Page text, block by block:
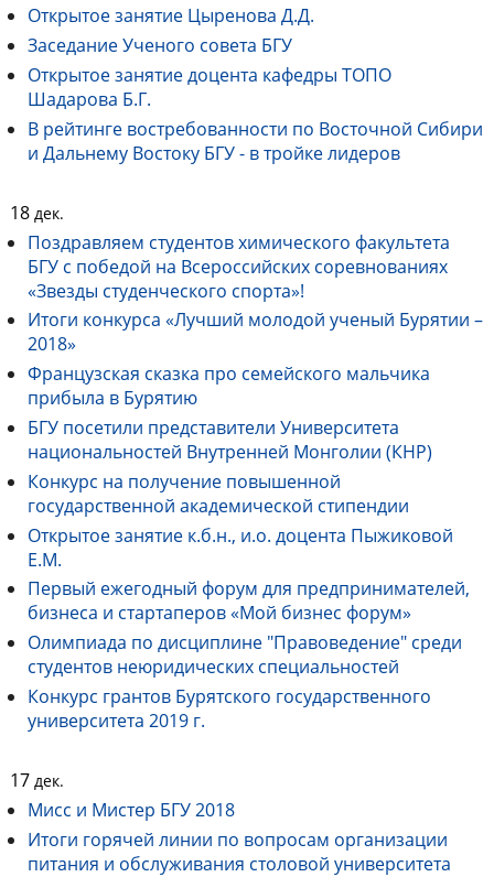
Открытое занятие Цыренова Д.Д.
Заседание Ученого совета БГУ
Открытое занятие доцента кафедры ТОПО
Шадарова Б.Г.
В рейтинге востребованности по Восточной Сибири
и Дальнему Востоку БГУ - в тройке лидеров
18 дек.
Поздравляем студентов химического факультета
БГУ с победой на Всероссийских соревнованиях
«Звезды студенческого спорта»!
Итоги конкурса «Лучший молодой ученый Бурятии –
2018»
Французская сказка про семейского мальчика
прибыла в Бурятию
БГУ посетили представители Университета
национальностей Внутренней Монголии (КНР)
Конкурс на получение повышенной
государственной академической стипендии
Открытое занятие к.б.н., и.о. доцента Пыжиковой
Е.М.
Первый ежегодный форум для предпринимателей,
бизнеса и стартаперов «Мой бизнес форум»
Олимпиада по дисциплине "Правоведение" среди
студентов неюридических специальностей
Конкурс грантов Бурятского государственного
университета 2019 г.
17 дек.
Мисс и Мистер БГУ 2018
Итоги горячей линии по вопросам организации
питания и обслуживания столовой университета